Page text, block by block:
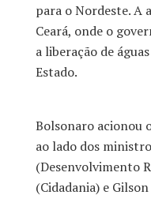
para o Nordeste. A
Ceará, onde o
a liberação de
Estado.
Bolsonaro acionou
ao lado dos
(Desenvolvimento
(Cidadania) e